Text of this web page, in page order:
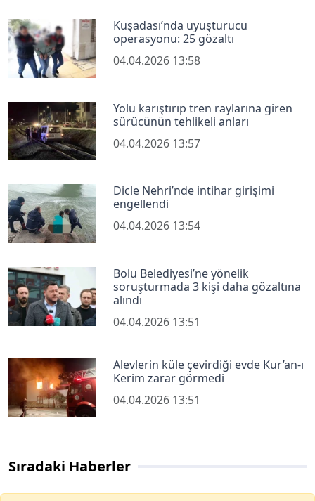
Kuşadası’nda uyuşturucu
operasyonu: 25 gözaltı
04.04.2026 13:58
Yolu karıştırıp tren raylarına giren
sürücünün tehlikeli anları
04.04.2026 13:57
Dicle Nehri’nde intihar girişimi
engellendi
04.04.2026 13:54
Bolu Belediyesi’ne yönelik
soruşturmada 3 kişi daha gözaltına
alındı
04.04.2026 13:51
Alevlerin küle çevirdiği evde Kur’an-ı
Kerim zarar görmedi
04.04.2026 13:51
Sıradaki Haberler